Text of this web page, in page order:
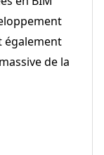
également
de la